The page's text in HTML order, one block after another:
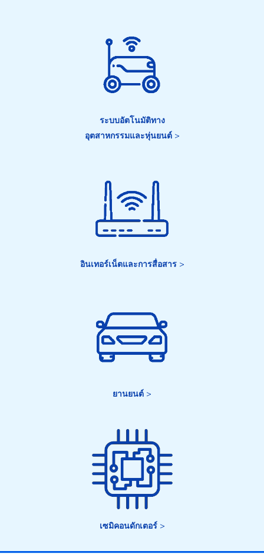
ระบบอัตโนมัติทาง
อุตสาหกรรมและหุ่นยนต์ >
อินเทอร์เน็ตและการสื่อสาร>
ยานยนต์ >
เซมิคอนดักเตอร์>